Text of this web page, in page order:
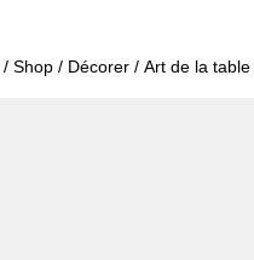
/ Shop / Décorer / Art de la table